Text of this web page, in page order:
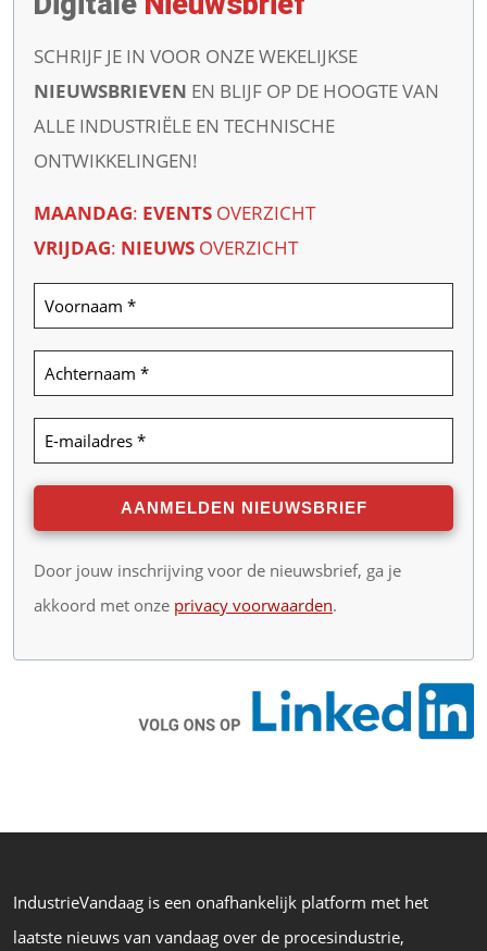
SCHRIJF JE IN VOOR ONZE WEKELIJKSE
NIEUWSBRIEVEN EN BLIJF OP DE HOOGTE VAN
ALLE INDUSTRIËLE EN TECHNISCHE
ONTWIKKELINGEN!
MAANDAG: EVENTS OVERZICHT
VRIJDAG: NIEUWS OVERZICHT
Door jouw inschrijving voor de nieuwsbrief, ga je
akkoord met onze privacy voorwaarden.
IndustrieVandaag is een onafhankelijk platform met het
laatste nieuws van vandaag over de procesindustrie,